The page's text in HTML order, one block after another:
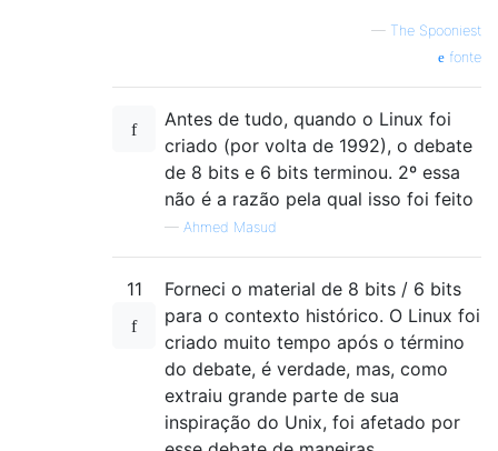
— The Spooniest
fonte
Antes de tudo, quando o Linux foi
criado (por volta de 1992), o debate
de 8 bits e 6 bits terminou. 2º essa
não é a razão pela qual isso foi feito
— Ahmed Masud
11
Forneci o material de 8 bits / 6 bits
para o contexto histórico. O Linux foi
criado muito tempo após o término
do debate, é verdade, mas, como
extraiu grande parte de sua
inspiração do Unix, foi afetado por